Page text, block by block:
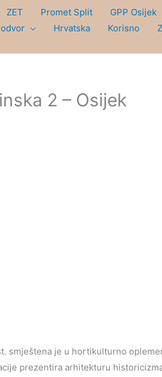
ZET Promet Split
GPP Osijek
Hrvatska Korisno
2 – Osijek
smještena je u hortikulturno
prezentira arhitekturu